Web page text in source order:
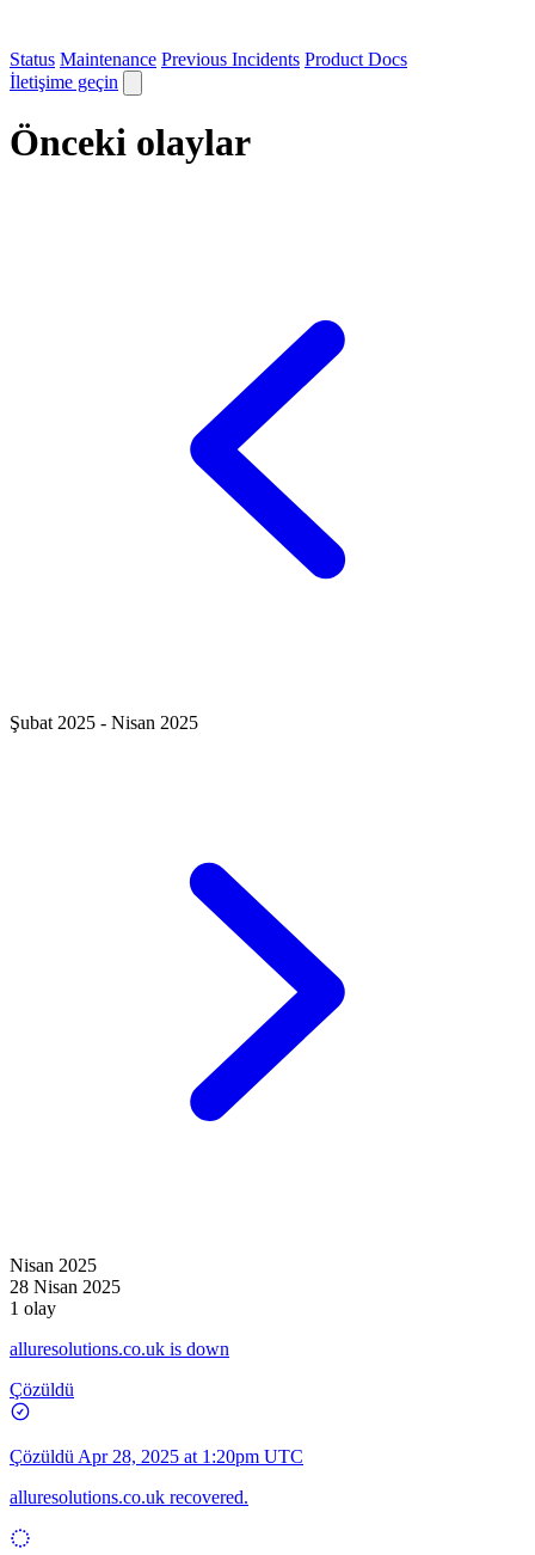
Status Maintenance Previous Incidents Product Docs
İletişime geçin
Önceki olaylar
Şubat 2025 - Nisan 2025
Nisan 2025
28 Nisan 2025
1 olay
alluresolutions.co.uk is down
Çözüldü
Çözüldü Apr 28, 2025 at 1:20pm UTC
alluresolutions.co.uk recovered.